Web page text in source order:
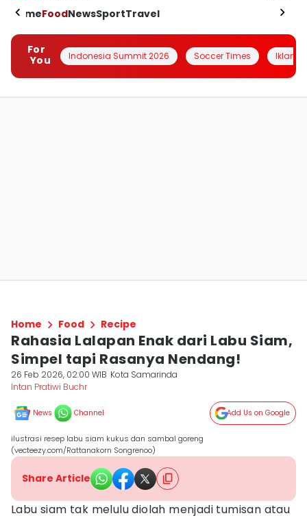
HomeFoodNewsSportTravel
For
You
Indonesia Summit 2026 Soccer Times Iklanin
Home Food Recipe
Rahasia Lalapan Enak dari Labu Siam,
Simpel tapi Rasanya Nendang!
26 Feb 2026, 02:00 WIB Kota Samarinda
Intan Pratiwi Buchr
News Channel Add Us on Google
ilustrasi resep labu siam kukus dan sambal goreng
(vecteezy.com/Rattanakorn Songrenoo)
Share Article
Labu siam tak melulu diolah menjadi tumisan atau